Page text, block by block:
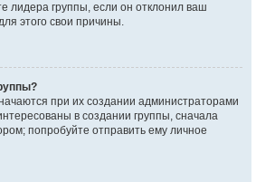
лидера группы, если он отклонил ваш
этого свои причины.
при их создании администраторами
в создании группы, сначала
попробуйте отправить ему личное